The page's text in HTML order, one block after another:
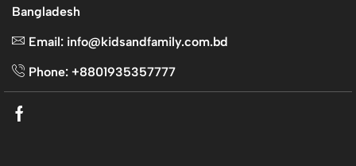
Bangladesh
Email: info@kidsandfamily.com.bd
Phone: +8801935357777